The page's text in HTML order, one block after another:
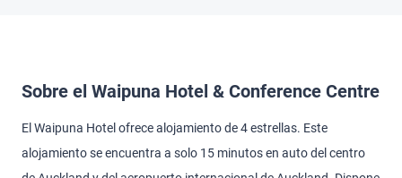
Sobre el Waipuna Hotel & Conference Centre
El Waipuna Hotel ofrece alojamiento de 4 estrellas. Este
alojamiento se encuentra a solo 15 minutos en auto del centro